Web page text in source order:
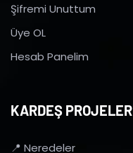
Şifremi Unuttum
Üye OL
Hesab Panelim
KARDEŞ PROJELER
📍 Neredeler